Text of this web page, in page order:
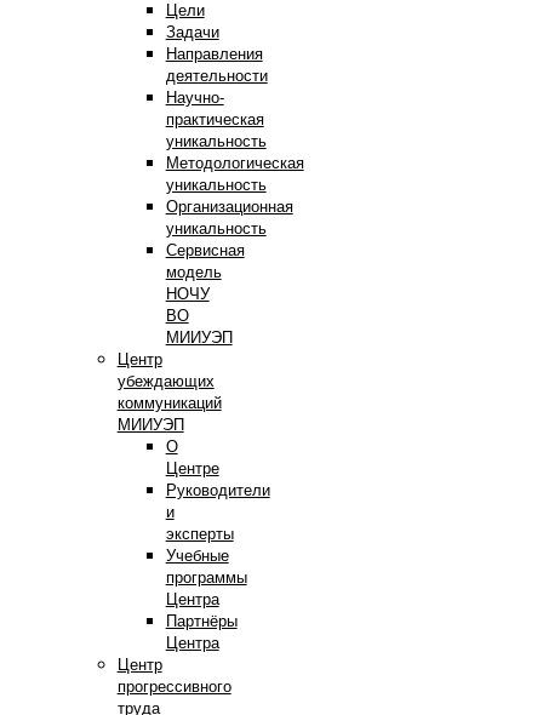
Цели
Задачи
Направления
деятельности
Научно-
практическая
уникальность
Методологическая
уникальность
Организационная
уникальность
Сервисная
модель
НОЧУ
ВО
МИИУЭП
Центр
убеждающих
коммуникаций
МИИУЭП
О
Центре
Руководители
и
эксперты
Учебные
программы
Центра
Партнёры
Центра
Центр
прогрессивного
труда